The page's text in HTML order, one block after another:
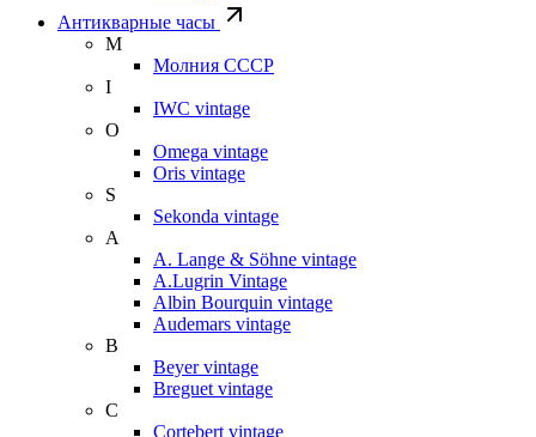
Антикварные часы
М
Молния СССР
I
IWC vintage
O
Omega vintage
Oris vintage
S
Sekonda vintage
A
A. Lange & Söhne vintage
A.Lugrin Vintage
Albin Bourquin vintage
Audemars vintage
B
Beyer vintage
Breguet vintage
C
Cortebert vintage